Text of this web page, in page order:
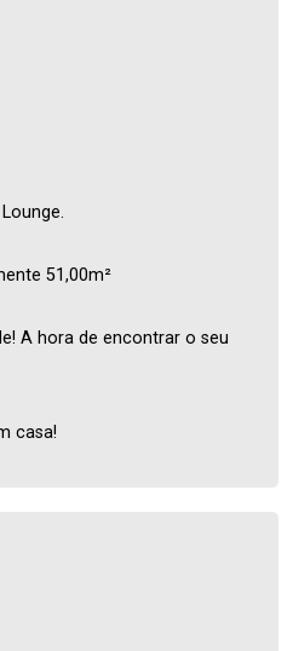
51,00m²
A hora de encontrar o seu
casa!